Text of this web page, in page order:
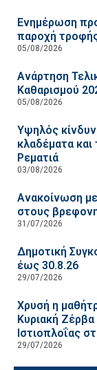
Ενημέρωση
παροχή
05/08/2026
Ανάρτηση
Καθαρισμού
05/08/2026
Υψηλός
κλαδέματα
Ρεματιά
03/08/2026
Ανακοίνωση
στους
31/07/2026
Δημοτική
έως 30.8.26
29/07/2026
Χρυσή η
Κυριακή
Ιστιοπλοΐας
29/07/2026